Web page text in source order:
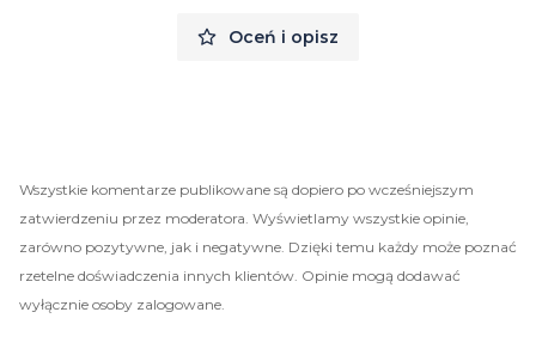
Oceń i opisz
Wszystkie komentarze publikowane są dopiero po wcześniejszym
zatwierdzeniu przez moderatora. Wyświetlamy wszystkie opinie,
zarówno pozytywne, jak i negatywne. Dzięki temu każdy może poznać
rzetelne doświadczenia innych klientów. Opinie mogą dodawać
wyłącznie osoby zalogowane.